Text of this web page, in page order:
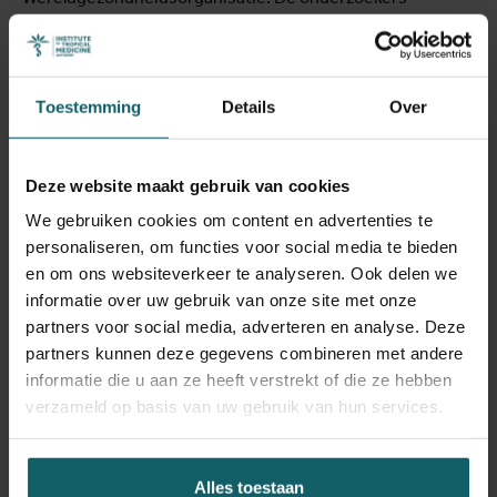
Toestemming Details Over
Deze website maakt gebruik van cookies
We gebruiken cookies om content en advertenties te
personaliseren, om functies voor social media te bieden
en om ons websiteverkeer te analyseren. Ook delen we
informatie over uw gebruik van onze site met onze
partners voor social media, adverteren en analyse. Deze
partners kunnen deze gegevens combineren met andere
informatie die u aan ze heeft verstrekt of die ze hebben
verzameld op basis van uw gebruik van hun services.
Alles toestaan
machtsonevenwichten in stand kunnen houden,
stereotypen kunnen versterken en gemeenschappen
verkeerd kunnen weergeven.
studie suggereert opnieuw dat beelden ons denken
vormgeven. Racisme, seksisme en kolonialisme zijn
ingebedde processen die zich manifesteren in alledaagse
scenario’s, waaronder AI.”
“Deze studie dient als een wake-up call voor de
wereldgezondheidsgemeenschap,” zegt prof. Patricia
Kingori van de Universiteit van Oxford. “Bewustwording
van potentiële vooroordelen in AI-gegeneerde beelden is
deze te ontkrachten,” beaamt Arsenii Alenichev van de
Universiteit van Oxford.